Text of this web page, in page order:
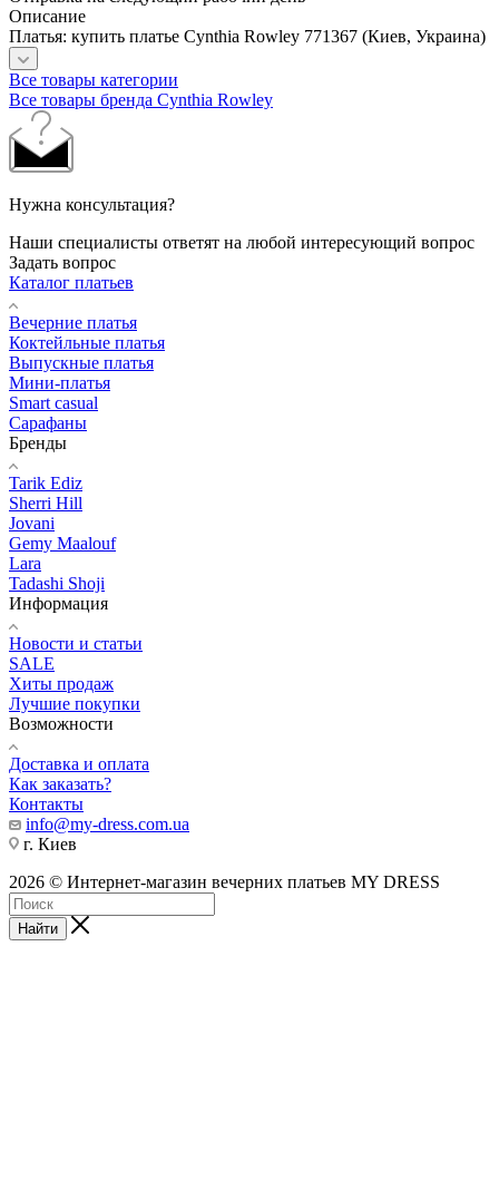
Описание
Платья: купить платье Cynthia Rowley 771367 (Киев, Украина)
Все товары категории
Все товары бренда Cynthia Rowley
Нужна консультация?
Наши специалисты ответят на любой интересующий вопрос
Задать вопрос
Каталог платьев
Вечерние платья
Коктейльные платья
Выпускные платья
Мини-платья
Smart casual
Сарафаны
Бренды
Tarik Ediz
Sherri Hill
Jovani
Gemy Maalouf
Lara
Tadashi Shoji
Информация
Новости и статьи
SALE
Хиты продаж
Лучшие покупки
Возможности
Доставка и оплата
Как заказать?
Контакты
info@my-dress.com.ua
г. Киев
2026 © Интернет-магазин вечерних платьев MY DRESS
Найти